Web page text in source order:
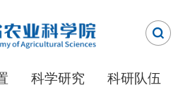
科学研究
科研队伍